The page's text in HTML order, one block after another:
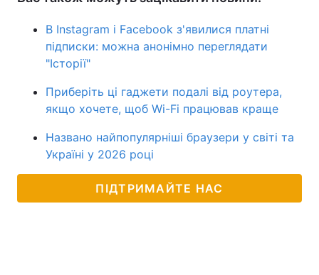
В Instagram і Facebook з'явилися платні
підписки: можна анонімно переглядати
"Історії"
Приберіть ці гаджети подалі від роутера,
якщо хочете, щоб Wi-Fi працював краще
Названо найпопулярніші браузери у світі та
Україні у 2026 році
ПІДТРИМАЙТЕ НАС